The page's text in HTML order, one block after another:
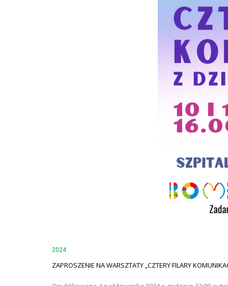
2024
ZAPROSZENIE NA WARSZTATY „CZTERY FILARY